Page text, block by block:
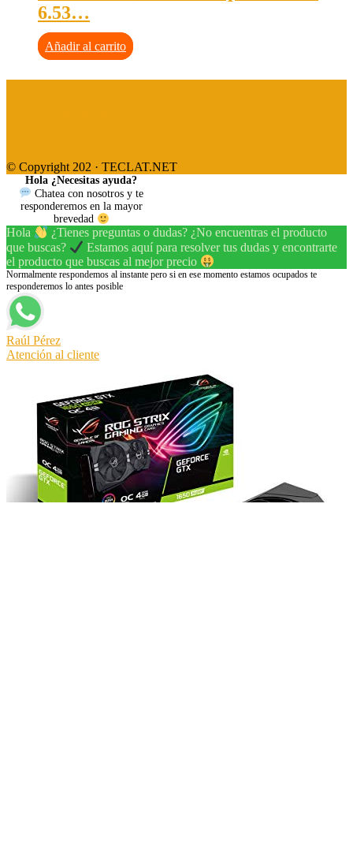
6.53…
Añadir al carrito
© Copyright 202 · TECLAT.NET
Hola ¿Necesitas ayuda?
Chatea con nosotros y te
responderemos en la mayor
brevedad
Hola
¿Tienes preguntas o dudas? ¿No encuentras el producto
que buscas?
Estamos aquí para resolver tus dudas y encontrarte
el producto que buscas al mejor precio
Normalmente respondemos al instante pero si en ese momento estamos ocupados te
responderemos lo antes posible
Raúl Pérez
Atención al cliente